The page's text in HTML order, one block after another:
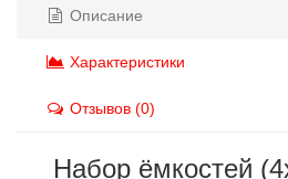
Описание
Характеристики
Отзывов (0)
Набор ёмкостей